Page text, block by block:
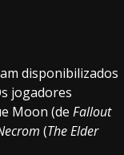
disponibilizados
jogadores
Moon (de Fallout
(The Elder